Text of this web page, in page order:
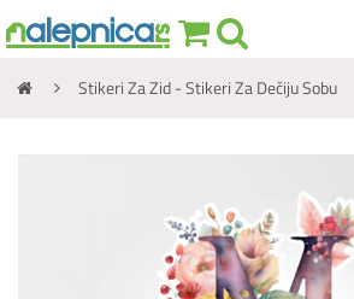
Stikeri Za Zid - Stikeri Za Dečiju Sobu